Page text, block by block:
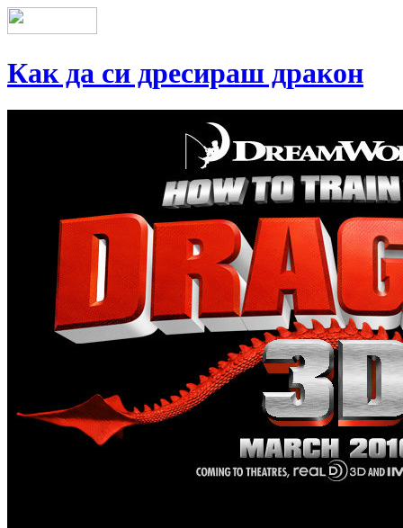
Как да си дресираш дракон